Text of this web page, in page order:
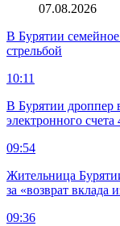
07.08.2026
В Бурятии семейное
стрельбой
10:11
В Бурятии дроппер
электронного
09:54
Жительница
за «возврат вклада
09:36